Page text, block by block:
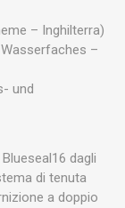
– Inghilterra)
–
und
dagli
di tenuta
a doppio